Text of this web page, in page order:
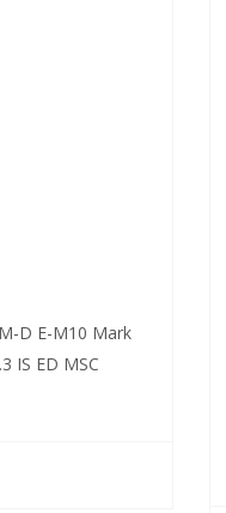
D E-M10 Mark
IS ED MSC